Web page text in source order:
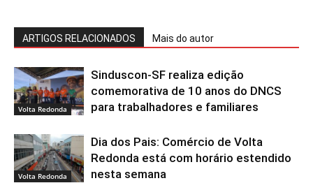
ARTIGOS RELACIONADOS Mais do autor
Volta Redonda
Sinduscon-SF realiza edição
comemorativa de 10 anos do DNCS
para trabalhadores e familiares
Volta Redonda
Dia dos Pais: Comércio de Volta
Redonda está com horário estendido
nesta semana